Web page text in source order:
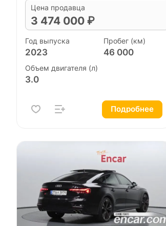
Цена продавца
3 474 000 ₽
Год выпуска
2023
Пробег (км)
46 000
Объем двигателя (л)
3.0
Подробнее